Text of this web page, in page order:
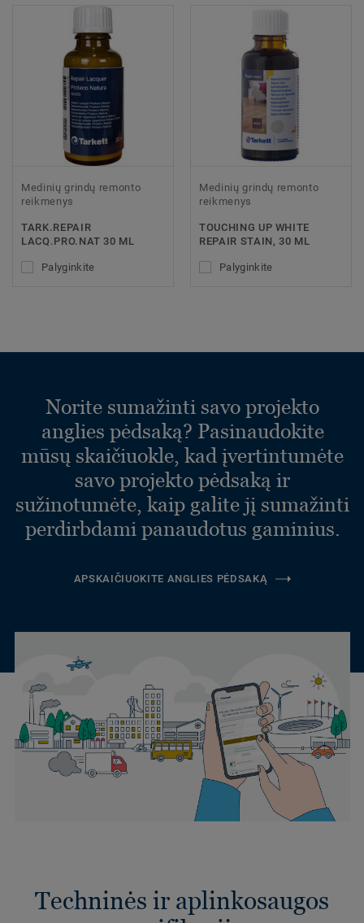
Medinių grindų remonto
reikmenys
TARK.REPAIR
LACQ.PRO.NAT 30 ML
Palyginkite
Medinių grindų remonto
reikmenys
TOUCHING UP WHITE
REPAIR STAIN, 30 ML
Palyginkite
Norite sumažinti savo projekto
anglies pėdsaką? Pasinaudokite
mūsų skaičiuokle, kad įvertintumėte
savo projekto pėdsaką ir
sužinotumėte, kaip galite jį sumažinti
perdirbdami panaudotus gaminius.
APSKAIČIUOKITE ANGLIES PĖDSAKĄ
Techninės ir aplinkosaugos